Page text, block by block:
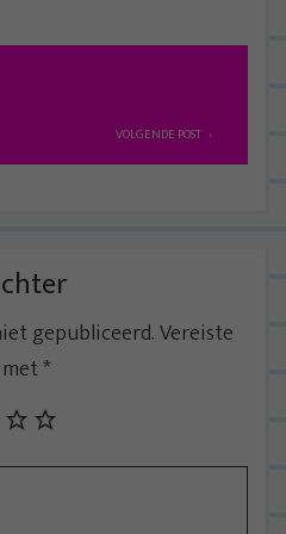
VOLGENDE POST
gepubliceerd.Vereiste
*